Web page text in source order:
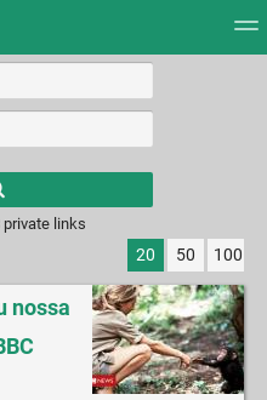
results.
private links
20 50 100
nossa